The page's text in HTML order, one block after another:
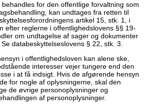
for den offentlige forvaltning som
kan undtages fra retten til
artikel 15, stk. 1, i
efter reglerne i offentlighedslovens §§ 19-
om undtagelse af sager og dokumenter
databeskyttelseslovens § 22, stk. 3.
i offentlighedsloven kan alene ske,
interesser vejer tungere end den
i at få indsigt. Hvis de afgørende hensyn
for nogle af oplysningerne, skal den
de øvrige personoplysninger og
af personoplysninger.